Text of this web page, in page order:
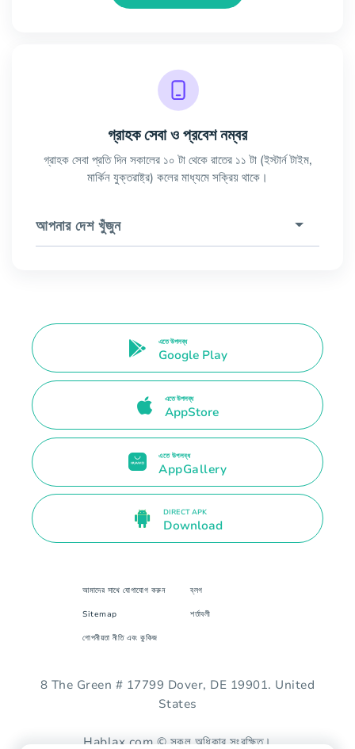
গ্রাহক সেবা ও প্রবেশ নম্বর
গ্রাহক সেবা প্রতি দিন সকালের ১০ টা থেকে রাতের ১১ টা (ইস্টার্ন টাইম,
মার্কিন যুক্তরাষ্ট্র) কলের মাধ্যমে সক্রিয় থাকে।
আপনার দেশ খুঁজুন
এতে উপলব্ধ
Google Play
এতে উপলব্ধ
AppStore
এতে উপলব্ধ
AppGallery
DIRECT APK
Download
আমাদের সাথে যোগাযোগ করুন ব্লগ
Sitemap শর্তাবলী
গোপনীয়তা নীতি এবং কুকিজ
8 The Green # 17799 Dover, DE 19901. United
States
Hablax.com © সকল অধিকার সংরক্ষিত।